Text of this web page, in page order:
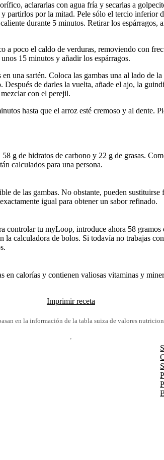
aclararlas con agua fría y secarlas a
partirlos por la mitad. Pele sólo el tercio inferior
durante 5 minutos. Retirar los espárragos,
poco el caldo de verduras, removiendo con
15 minutos y añadir los espárragos.
una sartén. Coloca las gambas una al lado de
de darles la vuelta, añade el ajo, la
con el perejil.
hasta que el arroz esté cremoso y al dente.
g de hidratos de carbono y 22 g de grasas.
calculados para una persona.
de las gambas. No obstante, pueden
igual para obtener un sabor refinado.
tu myLoop, introduce ahora 58 gramos
la calculadora de bolos. Si todavía no trabajas
en calorías y contienen valiosas vitaminas y
Imprimir receta
en la información de la tabla suiza de valores